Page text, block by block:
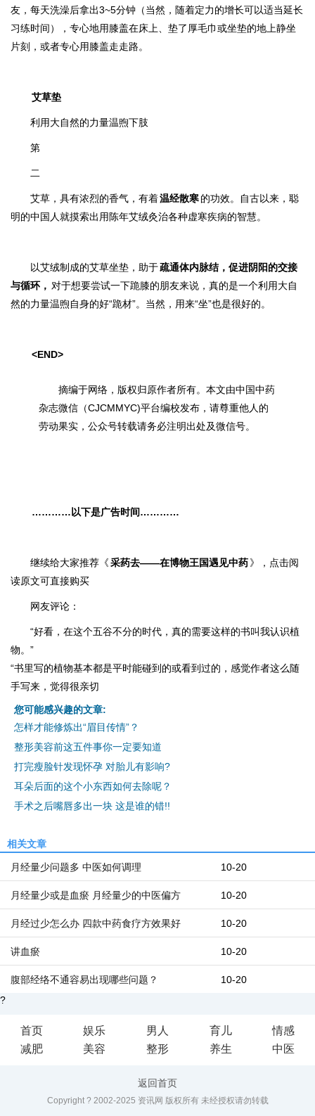
友，每天洗澡后拿出3~5分钟（当然，随着定力的增长可以适当延长
习练时间），专心地用膝盖在床上、垫了厚毛巾或坐垫的地上静坐
片刻，或者专心用膝盖走走路。
艾草垫
利用大自然的力量温煦下肢
第
二
艾草，具有浓烈的香气，有着温经散寒的功效。自古以来，聪
明的中国人就摸索出用陈年艾绒灸治各种虚寒疾病的智慧。
以艾绒制成的艾草坐垫，助于疏通体内脉结，促进阴阳的交接
与循环， 对于想要尝试一下跪膝的朋友来说，真的是一个利用大自
然的力量温煦自身的好“跪材”。当然，用来“坐”也是很好的。
<END>
摘编于网络，版权归原作者所有。本文由中国中药
杂志微信（CJCMMYC)平台编校发布，请尊重他人的
劳动果实，公众号转载请务必注明出处及微信号。
…………以下是广告时间…………
继续给大家推荐《采药去——在博物王国遇见中药》，点击阅
读原文可直接购买
网友评论：
“好看，在这个五谷不分的时代，真的需要这样的书叫我认识植
物。”
“书里写的植物基本都是平时能碰到的或看到过的，感觉作者这么随
手写来，觉得很亲切
您可能感兴趣的文章:
怎样才能修炼出“眉目传情”？
整形美容前这五件事你一定要知道
打完瘦脸针发现怀孕 对胎儿有影响?
耳朵后面的这个小东西如何去除呢？
手术之后嘴唇多出一块 这是谁的错!!
相关文章
10-20
月经量少问题多 中医如何调理
10-20
月经量少或是血瘀 月经量少的中医偏方
10-20
月经过少怎么办 四款中药食疗方效果好
10-20
讲血瘀
10-20
腹部经络不通容易出现哪些问题？
?
首页 娱乐 男人 育儿
情感
减肥
美容 整形 养生 中医
返回首页
Copyright ? 2002-2025 资讯网 版权所有 未经授权请勿转载